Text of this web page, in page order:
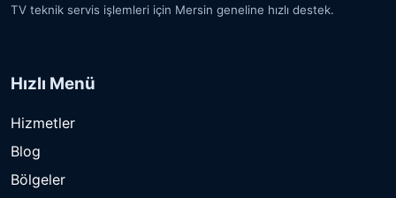
TV teknik servis işlemleri için Mersin geneline hızlı destek.
Hızlı Menü
Hizmetler
Blog
Bölgeler